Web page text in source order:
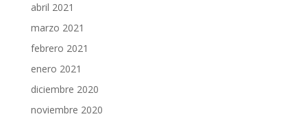
abril 2021
marzo 2021
febrero 2021
enero 2021
diciembre 2020
noviembre 2020